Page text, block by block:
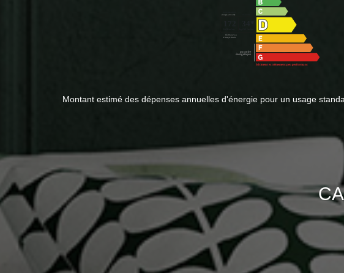
Montant estimé des dépenses annuelles d'énergie pour un usage